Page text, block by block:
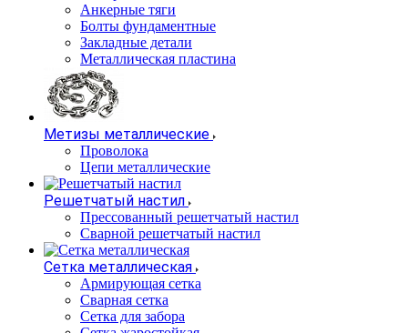
Анкерные тяги
Болты фундаментные
Закладные детали
Металлическая пластина
Метизы металлические
Проволока
Цепи металлические
Решетчатый настил
Прессованный решетчатый настил
Сварной решетчатый настил
Сетка металлическая
Армирующая сетка
Сварная сетка
Сетка для забора